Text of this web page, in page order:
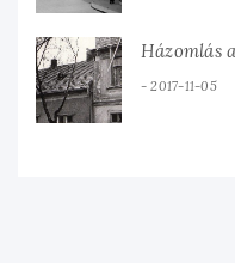
Házomlás
2017-11-05